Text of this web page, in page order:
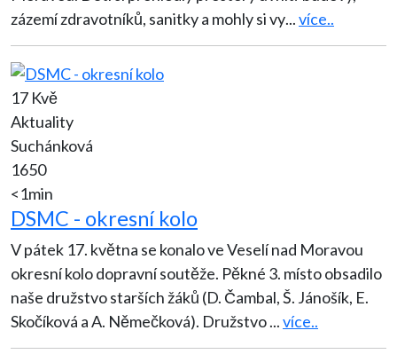
zázemí zdravotníků, sanitky a mohly si vy...více..
17 Kvě
Aktuality
Suchánková
1650
<1min
DSMC - okresní kolo
V pátek 17. května se konalo ve Veselí nad Moravou
okresní kolo dopravní soutěže. Pěkné 3. místo obsadilo
naše družstvo starších žáků (D. Čambal, Š. Jánošík, E.
Skočíková a A. Němečková). Družstvo...více..